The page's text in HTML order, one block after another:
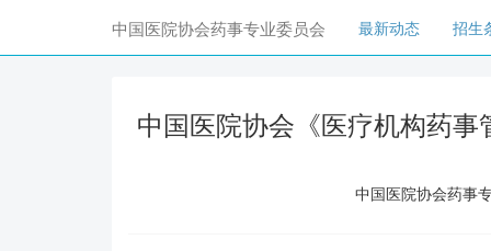
中国医院协会药事专业委员会 最新动态(current)
招生
中国医院协会《医疗机构药
中国医院协会药事